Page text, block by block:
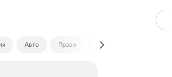
Авто Право Экономика и финансы